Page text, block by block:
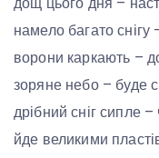
намело багато
ворони каркають –
зоряне небо – буде
дрібний сніг сипле
йде великими